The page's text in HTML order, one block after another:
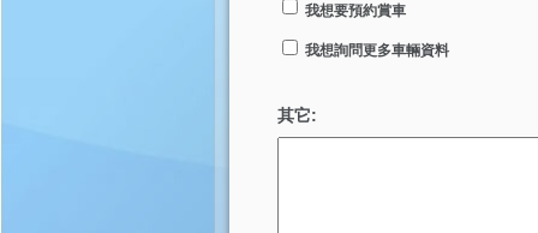
我想要預約賞車
我想詢問更多車輛資料
其它: